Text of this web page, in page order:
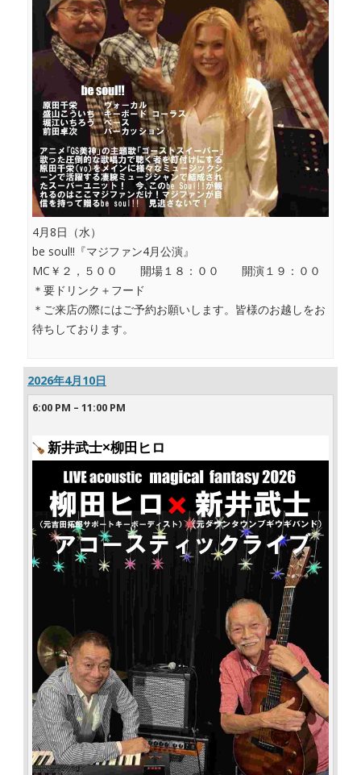
4月8日（水）
be soul!!『マジファン4月公演』
MC￥２，５００ 開場１８：００ 開演１９：００
＊要ドリンク＋フード
＊ご来店の際にはご予約お願いします。皆様のお越しをお
待ちしております。
2026年4月10日
6:00 PM – 11:00 PM
新井武士×柳田ヒロ